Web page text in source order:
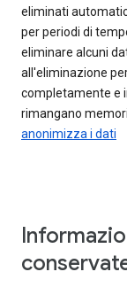
eliminati
per periodi di
eliminare alcuni
all'eliminazione
completamente e
rimangano
anonimizza i dati